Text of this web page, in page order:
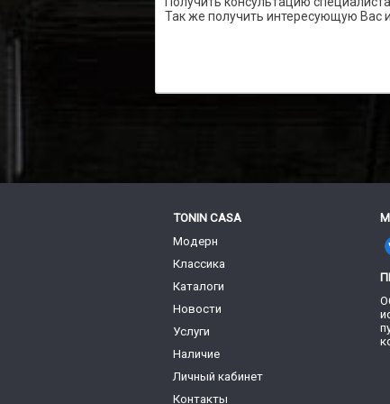
Так же получить интересующую Вас
TONIN CASA
Модерн
Классика
Каталоги
Новости
Услуги
Наличие
Личный кабинет
Контакты